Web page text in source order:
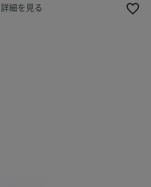
詳細を見る